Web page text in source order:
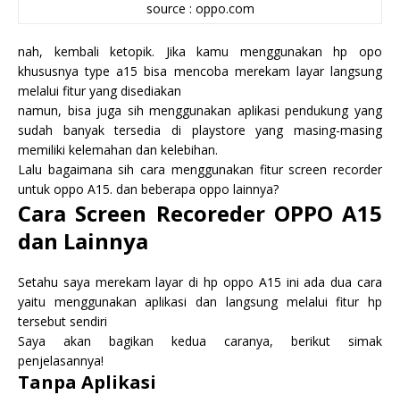
source : oppo.com
nah, kembali ketopik. Jika kamu menggunakan hp opo
khususnya type a15 bisa mencoba merekam layar langsung
melalui fitur yang disediakan
namun, bisa juga sih menggunakan aplikasi pendukung yang
sudah banyak tersedia di playstore yang masing-masing
memiliki kelemahan dan kelebihan.
Lalu bagaimana sih cara menggunakan fitur screen recorder
untuk oppo A15. dan beberapa oppo lainnya?
Cara Screen Recoreder OPPO A15
dan Lainnya
Setahu saya merekam layar di hp oppo A15 ini ada dua cara
yaitu menggunakan aplikasi dan langsung melalui fitur hp
tersebut sendiri
Saya akan bagikan kedua caranya, berikut simak
penjelasannya!
Tanpa Aplikasi